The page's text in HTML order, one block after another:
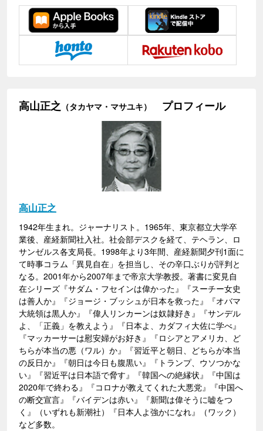
高山正之 （タカヤマ・マサユキ） プロフィール
高山正之
1942年生まれ。ジャーナリスト。1965年、東京都立大学卒
業後、産経新聞社入社。社会部デスクを経て、テヘラン、ロ
サンゼルス各支局長。1998年より3年間、産経新聞夕刊1面に
て時事コラム「異見自在」を担当し、その辛口ぶりが評判と
なる。2001年から2007年まで帝京大学教授。著書に変見自
在シリーズ『サダム・フセインは偉かった』『スーチー女史
は善人か』『ジョージ・ブッシュが日本を救った』『オバマ
大統領は黒人か』『偉人リンカーンは奴隷好き』『サンデル
よ、「正義」を教えよう』『日本よ、カダフィ大佐に学べ』
『マッカーサーは慰安婦がお好き』『ロシアとアメリカ、ど
ちらが本当の悪（ワル）か』『習近平と朝日、どちらが本当
の反日か』『朝日は今日も腹黒い』『トランプ、ウソつかな
い』『習近平は日本語で脅す』『韓国への絶縁状』『中国は
2020年で終わる』『コロナが教えてくれた大悪党』『中国へ
の断交宣言』『バイデンは赤い』『新聞は偉そうに嘘をつ
く』（いずれも新潮社）『日本人よ強かになれ』（ワック）
など多数。